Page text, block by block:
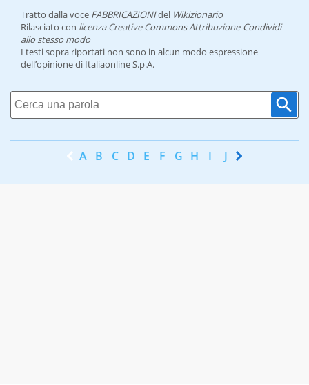
Tratto dalla voce FABBRICAZIONIdel Wikizionario
Rilasciato con licenza Creative Commons Attribuzione-Condividi
allo stesso modo
I testi sopra riportati non sono in alcun modo espressione
dell’opinione di Italiaonline S.p.A.
A B C D E F G H I J K